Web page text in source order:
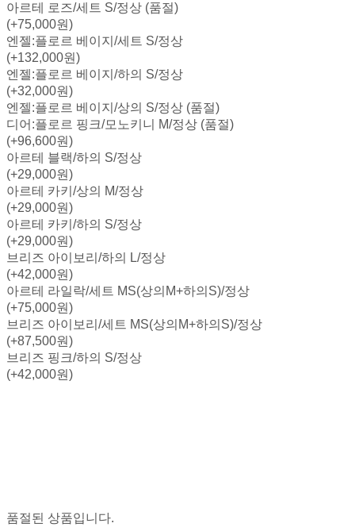
아르테 로즈/세트 S/정상 (품절)
(+75,000원)
엔젤:플로르 베이지/세트 S/정상
(+132,000원)
엔젤:플로르 베이지/하의 S/정상
(+32,000원)
엔젤:플로르 베이지/상의 S/정상 (품절)
디어:플로르 핑크/모노키니 M/정상 (품절)
(+96,600원)
아르테 블랙/하의 S/정상
(+29,000원)
아르테 카키/상의 M/정상
(+29,000원)
아르테 카키/하의 S/정상
(+29,000원)
브리즈 아이보리/하의 L/정상
(+42,000원)
아르테 라일락/세트 MS(상의M+하의S)/정상
(+75,000원)
브리즈 아이보리/세트 MS(상의M+하의S)/정상
(+87,500원)
브리즈 핑크/하의 S/정상
(+42,000원)
품절된 상품입니다.